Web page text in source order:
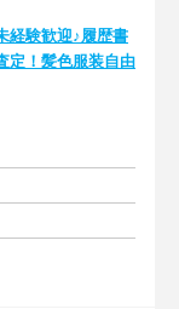
経験歓迎♪履歴書
定！髪色服装自由